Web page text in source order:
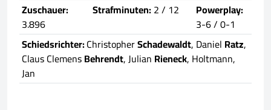
Zuschauer:
3.896
Strafminuten: 2 / 12
Powerplay:
3-6 / 0-1
Schiedsrichter:ChristopherSchadewaldt, Daniel Ratz,
Claus ClemensBehrendt, Julian Rieneck, Holtmann,
Jan